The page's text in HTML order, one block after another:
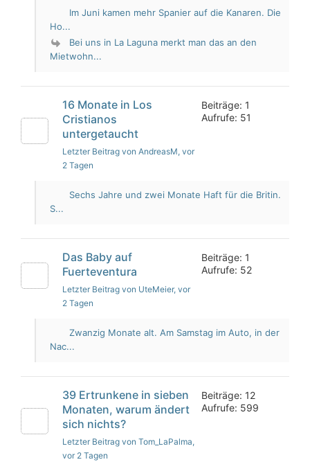
Im Juni kamen mehr Spanier auf die Kanaren. Die
Ho...
Bei uns in La Laguna merkt man das an den
Mietwohn...
16 Monate in Los
Cristianos
untergetaucht
Letzter Beitrag von AndreasM, vor
2 Tagen
Beiträge: 1
Aufrufe: 51
Sechs Jahre und zwei Monate Haft für die Britin.
S...
Das Baby auf
Fuerteventura
Letzter Beitrag von UteMeier, vor
2 Tagen
Beiträge: 1
Aufrufe: 52
Zwanzig Monate alt. Am Samstag im Auto, in der
Nac...
39 Ertrunkene in sieben
Monaten, warum ändert
sich nichts?
Letzter Beitrag von Tom_LaPalma,
vor 2 Tagen
Beiträge: 12
Aufrufe: 599